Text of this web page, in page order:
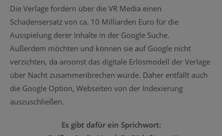
Die Verlage fordern über die VR Media einen
Schadensersatz von ca. 10 Milliarden Euro für die
Ausspielung derer Inhalte in der Google Suche.
Außerdem möchten und können sie auf Google nicht
verzichten, da ansonst das digitale Erlösmodell der Verlage
über Nacht zusammenbrechen würde. Daher entfällt auch
die Google Option, Webseiten von der Indexierung
auszuschließen.
Es gibt dafür ein Sprichwort: